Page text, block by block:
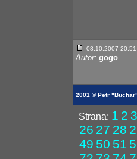
08.10.2007 20:51
Autor: gogo
2001 © Petr
Strana: 1 2 3
26 27 28
49 50 51